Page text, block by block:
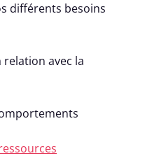
différents besoins
relation avec la